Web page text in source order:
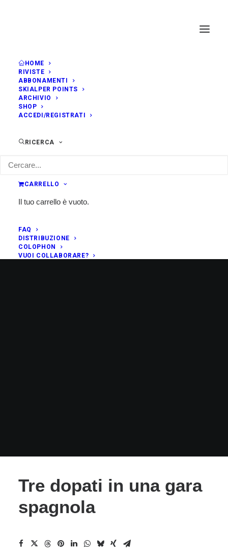
HOME
RIVISTE
ABBONAMENTI
SKIALPER POINTS
ARCHIVIO
SHOP
ACCEDI/REGISTRATI
RICERCA
CARRELLO
Il tuo carrello è vuoto.
FAQ
DISTRIBUZIONE
COLOPHON
VUOI COLLABORARE?
Tre dopati in una gara
spagnola